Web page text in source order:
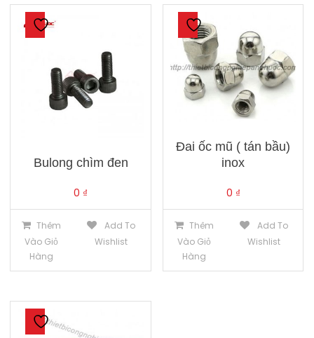
Bulong chìm đen
0 ₫
Thêm
Vào Giỏ
Hàng
Add To
Wishlist
Đai ốc mũ ( tán bầu)
inox
0 ₫
Thêm
Vào Giỏ
Hàng
Add To
Wishlist